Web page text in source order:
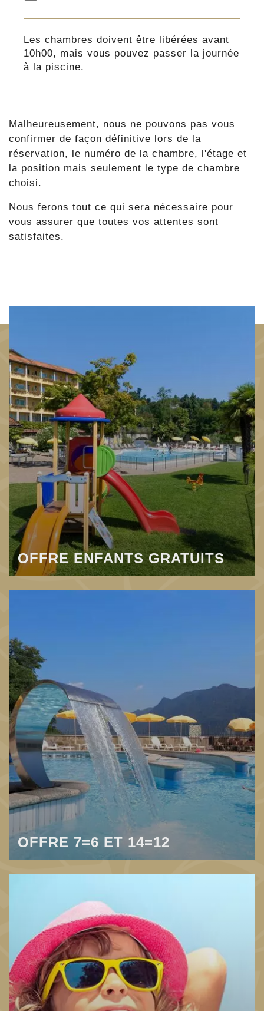
Les chambres doivent être libérées avant
10h00, mais vous pouvez passer la journée
à la piscine.
Malheureusement, nous ne pouvons pas vous
confirmer de façon définitive lors de la
réservation, le numéro de la chambre, l'étage et
la position mais seulement le type de chambre
choisi.
Nous ferons tout ce qui sera nécessaire pour
vous assurer que toutes vos attentes sont
satisfaites.
OFFRE ENFANTS GRATUITS
OFFRE 7=6 ET 14=12